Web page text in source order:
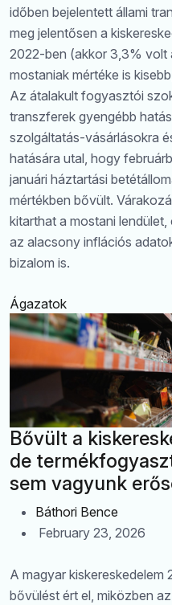
időben bejelentett állami
meg jelentősen a
2022-ben (akkor 3,3% volt
mostaniak mértéke is
Az átalakult fogyasztói
transzferek gyengébb
szolgáltatás-vásárlásokra
hatására utal, hogy
januári háztartási
mértékben bővült.
kitarthat a mostani
az alacsony inflációs
bizalom is.
Ágazatok
Bővült a
de
sem vagyunk
Báthori Bence
February 23, 2026
A magyar
bővülést ért el, miközben